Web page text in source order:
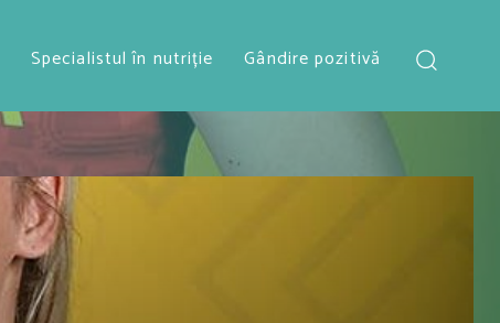
Specialistul în nutriție Gândire pozitivă